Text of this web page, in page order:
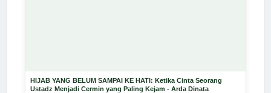
HIJAB YANG BELUM SAMPAI KE HATI: Ketika Cinta Seorang
Ustadz Menjadi Cermin yang Paling Kejam - Arda Dinata